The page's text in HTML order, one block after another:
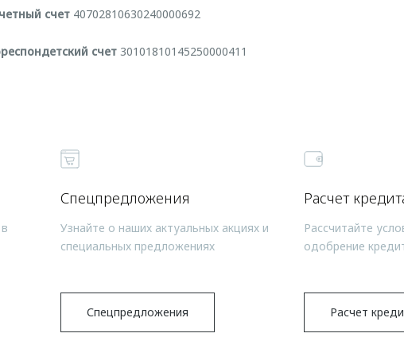
счет 40702810630240000692
счет 30101810145250000411
Спецпредложения
Узнайте о наших актуальных акциях и
специальных предложениях
Спецпредложения
Расчет
Рассчитайте
одобрение
Расчет